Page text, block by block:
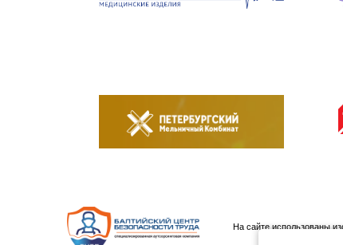
На сайте использованы